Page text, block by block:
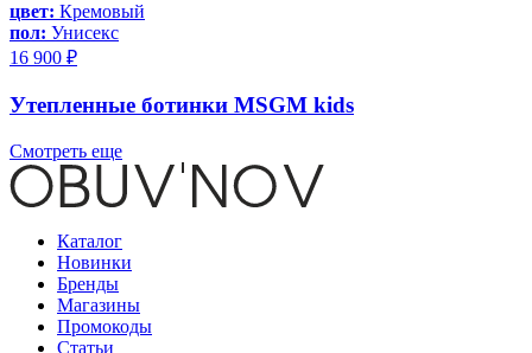
цвет: Кремовый
пол: Унисекс
16 900 ₽
Утепленные ботинки MSGM kids
Смотреть еще
Каталог
Новинки
Бренды
Магазины
Промокоды
Статьи